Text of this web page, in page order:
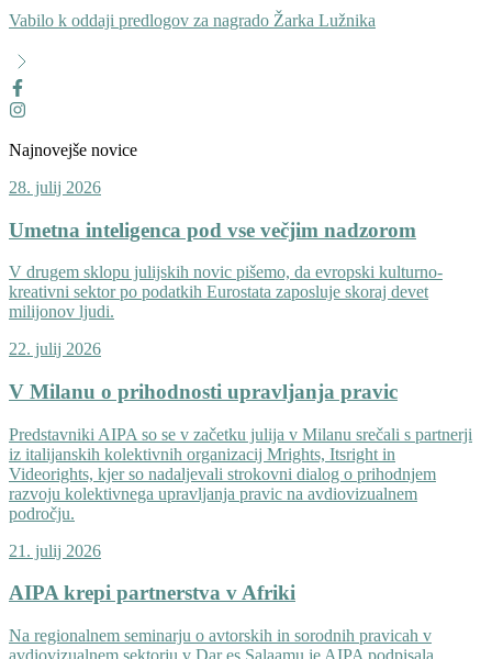
Vabilo k oddaji predlogov za nagrado Žarka Lužnika
Najnovejše novice
28. julij 2026
Umetna inteligenca pod vse večjim nadzorom
V drugem sklopu julijskih novic pišemo, da evropski kulturno-
kreativni sektor po podatkih Eurostata zaposluje skoraj devet
milijonov ljudi.
22. julij 2026
V Milanu o prihodnosti upravljanja pravic
Predstavniki AIPA so se v začetku julija v Milanu srečali s partnerji
iz italijanskih kolektivnih organizacij Mrights, Itsright in
Videorights, kjer so nadaljevali strokovni dialog o prihodnjem
razvoju kolektivnega upravljanja pravic na avdiovizualnem
področju.
21. julij 2026
AIPA krepi partnerstva v Afriki
Na regionalnem seminarju o avtorskih in sorodnih pravicah v